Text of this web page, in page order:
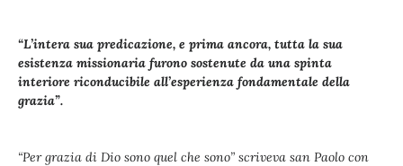
“L’intera sua predicazione, e prima ancora, tutta la sua
esistenza missionaria furono sostenute da una spinta
interiore riconducibile all’esperienza fondamentale della
grazia”.
“Per grazia di Dio sono quel che sono” scriveva san Paolo con